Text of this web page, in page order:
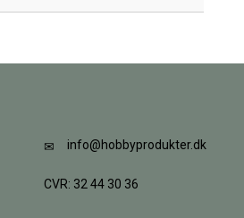
info@hobbyprodukter.dk
CVR: 32 44 30 36